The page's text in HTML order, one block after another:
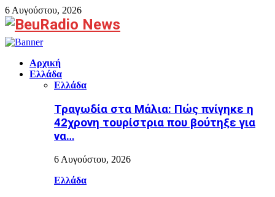
6 Αυγούστου, 2026
Facebook
Αρχική
Ελλάδα
Ελλάδα
Τραγωδία στα Μάλια: Πώς πνίγηκε η
42χρονη τουρίστρια που βούτηξε για
να…
6 Αυγούστου, 2026
Ελλάδα